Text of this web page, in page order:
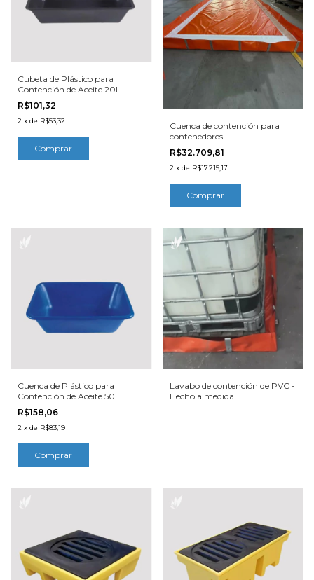
Cubeta de Plástico para
Contención de Aceite 20L
R$101,32
2 x de R$53,32
Cuenca de contención para
contenedores
R$32.709,81
2 x de R$17.215,17
Cuenca de Plástico para
Contención de Aceite 50L
R$158,06
2 x de R$83,19
Lavabo de contención de PVC -
Hecho a medida